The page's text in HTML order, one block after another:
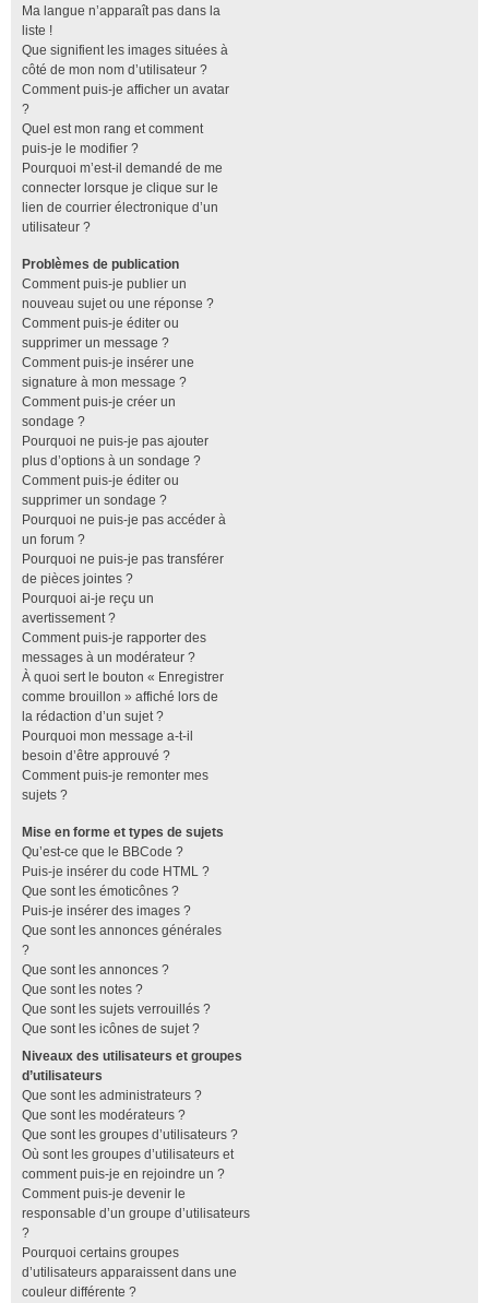
Ma langue n’apparaît pas dans la
liste !
Que signifient les images situées à
côté de mon nom d’utilisateur ?
Comment puis-je afficher un avatar
?
Quel est mon rang et comment
puis-je le modifier ?
Pourquoi m’est-il demandé de me
connecter lorsque je clique sur le
lien de courrier électronique d’un
utilisateur ?
Problèmes de publication
Comment puis-je publier un
nouveau sujet ou une réponse ?
Comment puis-je éditer ou
supprimer un message ?
Comment puis-je insérer une
signature à mon message ?
Comment puis-je créer un
sondage ?
Pourquoi ne puis-je pas ajouter
plus d’options à un sondage ?
Comment puis-je éditer ou
supprimer un sondage ?
Pourquoi ne puis-je pas accéder à
un forum ?
Pourquoi ne puis-je pas transférer
de pièces jointes ?
Pourquoi ai-je reçu un
avertissement ?
Comment puis-je rapporter des
messages à un modérateur ?
À quoi sert le bouton « Enregistrer
comme brouillon » affiché lors de
la rédaction d’un sujet ?
Pourquoi mon message a-t-il
besoin d’être approuvé ?
Comment puis-je remonter mes
sujets ?
Mise en forme et types de sujets
Qu’est-ce que le BBCode ?
Puis-je insérer du code HTML ?
Que sont les émoticônes ?
Puis-je insérer des images ?
Que sont les annonces générales
?
Que sont les annonces ?
Que sont les notes ?
Que sont les sujets verrouillés ?
Que sont les icônes de sujet ?
Niveaux des utilisateurs et groupes
d’utilisateurs
Que sont les administrateurs ?
Que sont les modérateurs ?
Que sont les groupes d’utilisateurs ?
Où sont les groupes d’utilisateurs et
comment puis-je en rejoindre un ?
Comment puis-je devenir le
responsable d’un groupe d’utilisateurs
?
Pourquoi certains groupes
d’utilisateurs apparaissent dans une
couleur différente ?